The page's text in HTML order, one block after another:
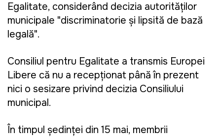
Egalitate, considerând decizia autorităților
municipale "discriminatorie și lipsită de bază
legală".
Consiliul pentru Egalitate a transmis Europei
Libere că nu a recepționat până în prezent
nici o sesizare privind decizia Consiliului
municipal.
În timpul ședinței din 15 mai, membrii